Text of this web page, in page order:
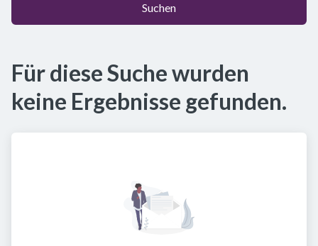
Suchen
Für diese Suche wurden
keine Ergebnisse gefunden.